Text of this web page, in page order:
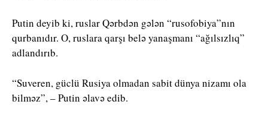
Putin deyib ki, ruslar Qərbdən gələn “rusofobiya”nın
qurbanıdır. O, ruslara qarşı belə yanaşmanı “ağılsızlıq”
adlandırıb.
“Suveren, güclü Rusiya olmadan sabit dünya nizamı ola
bilməz”, – Putin əlavə edib.